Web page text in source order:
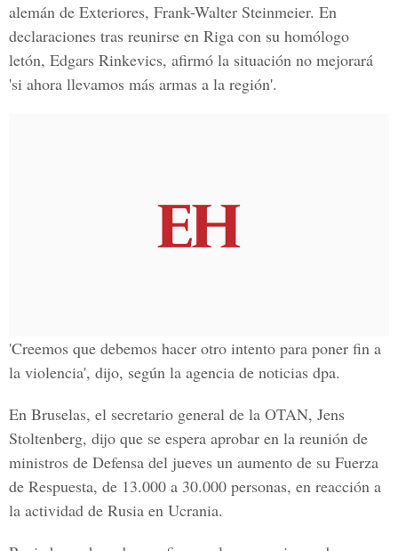
alemán de Exteriores, Frank-Walter Steinmeier. En
declaraciones tras reunirse en Riga con su homólogo
letón, Edgars Rinkevics, afirmó la situación no mejorará
'si ahora llevamos más armas a la región'.
'Creemos que debemos hacer otro intento para poner fin a
la violencia', dijo, según la agencia de noticias dpa.
En Bruselas, el secretario general de la OTAN, Jens
Stoltenberg, dijo que se espera aprobar en la reunión de
ministros de Defensa del jueves un aumento de su Fuerza
de Respuesta, de 13.000 a 30.000 personas, en reacción a
la actividad de Rusia en Ucrania.